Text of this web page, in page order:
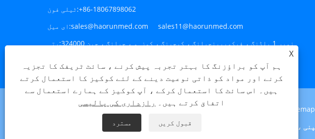
ٹیلی فون:+86-18067898062
ای میل:sales@haorunmed.com sales11@haorunmed.com
پتہ:
نمبر 1 بلڈنگ ، فیکویبینجیانگ ، کیچینگ ، کوزہو ، جیانگ ، چین 324000
صوبہ ، چین
Sitemap
X
ہم آپ کو براؤزنگ کا بہتر تجربہ پیش کرنے ، سائٹ ٹریفک کا تجزیہ
کرنے اور مواد کو ذاتی نوعیت دینے کے لئے کوکیز کا استعمال کرتے
ہیں۔ اس سائٹ کا استعمال کرکے ، آپ کوکیز کے ہمارے استعمال سے
اتفاق کرتے ہیں۔ رازداری کی پالیسی
مسترد قبول کریں